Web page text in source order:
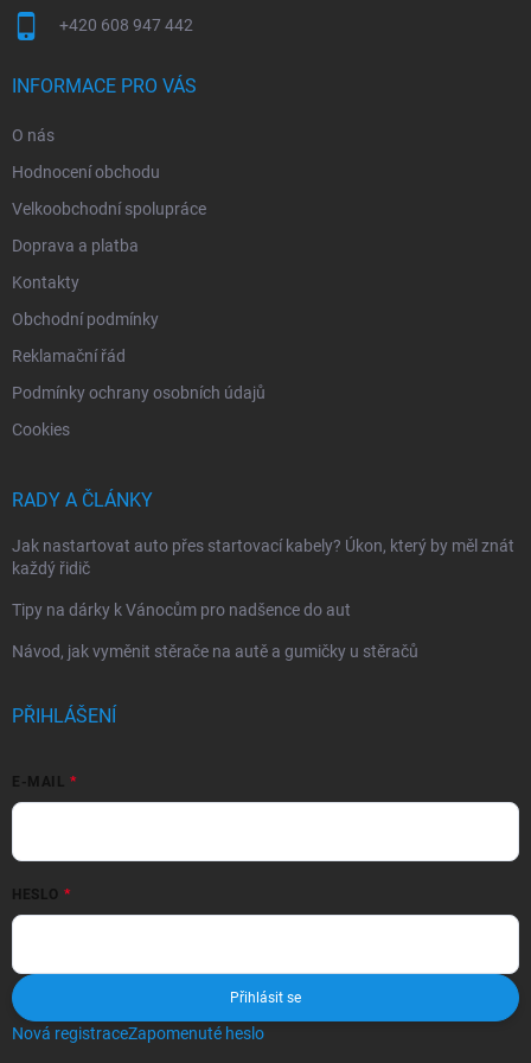
+420 608 947 442
INFORMACE PRO VÁS
O nás
Hodnocení obchodu
Velkoobchodní spolupráce
Doprava a platba
Kontakty
Obchodní podmínky
Reklamační řád
Podmínky ochrany osobních údajů
Cookies
RADY A ČLÁNKY
Jak nastartovat auto přes startovací kabely? Úkon, který by měl znát
každý řidič
Tipy na dárky k Vánocům pro nadšence do aut
Návod, jak vyměnit stěrače na autě a gumičky u stěračů
PŘIHLÁŠENÍ
E-MAIL
HESLO
Přihlásit se
Nová registraceZapomenuté heslo